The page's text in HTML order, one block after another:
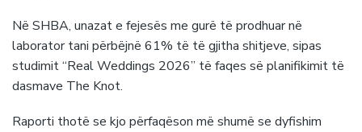
Në SHBA, unazat e fejesës me gurë të prodhuar në
laborator tani përbëjnë 61% të të gjitha shitjeve, sipas
studimit “Real Weddings 2026” të faqes së planifikimit të
dasmave The Knot.
Raporti thotë se kjo përfaqëson më shumë se dyfishim